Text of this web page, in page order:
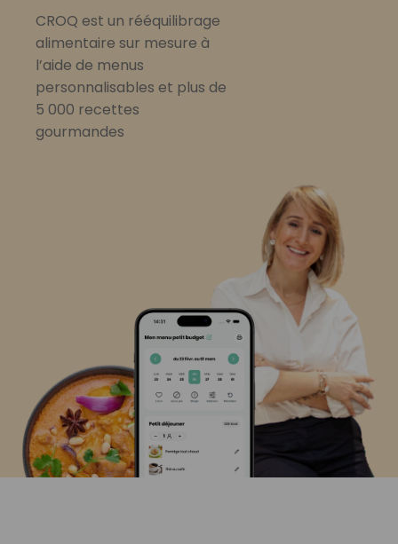
CROQ est un rééquilibrage
alimentaire sur mesure à
l’aide de menus
personnalisables et plus de
5 000 recettes
gourmandes